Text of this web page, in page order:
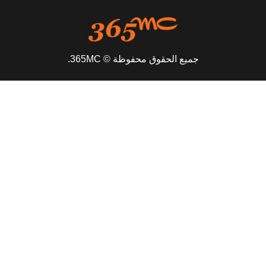
جميع الحقوق محفوظة © 365MC.